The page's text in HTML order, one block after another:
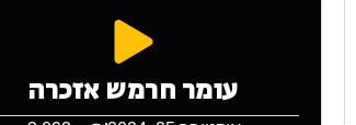
עומר חרמש אזכרה